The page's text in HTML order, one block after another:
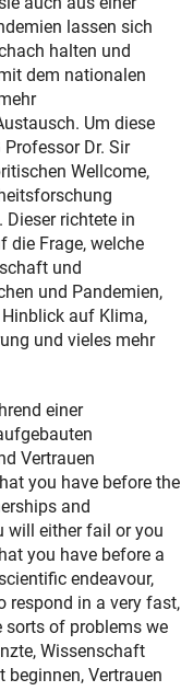
lassen sich
halten und
dem nationalen
Um diese
Dr. Sir
Wellcome,
Dieser richtete in
die Frage, welche
und
und Pandemien,
auf Klima,
und vieles mehr
einer
Vertrauen
you have before the
and
will either fail or you
you have before a
endeavour,
respond in a very fast,
of problems we
Wissenschaft
beginnen, Vertrauen